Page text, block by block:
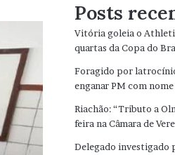
Posts
Vitória goleia o
quartas da Copa do
Foragido por
enganar PM com
Riachão: “Tributo a
feira na Câmara de
Delegado investigado